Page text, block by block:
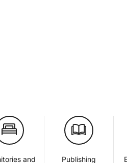
and Publishing